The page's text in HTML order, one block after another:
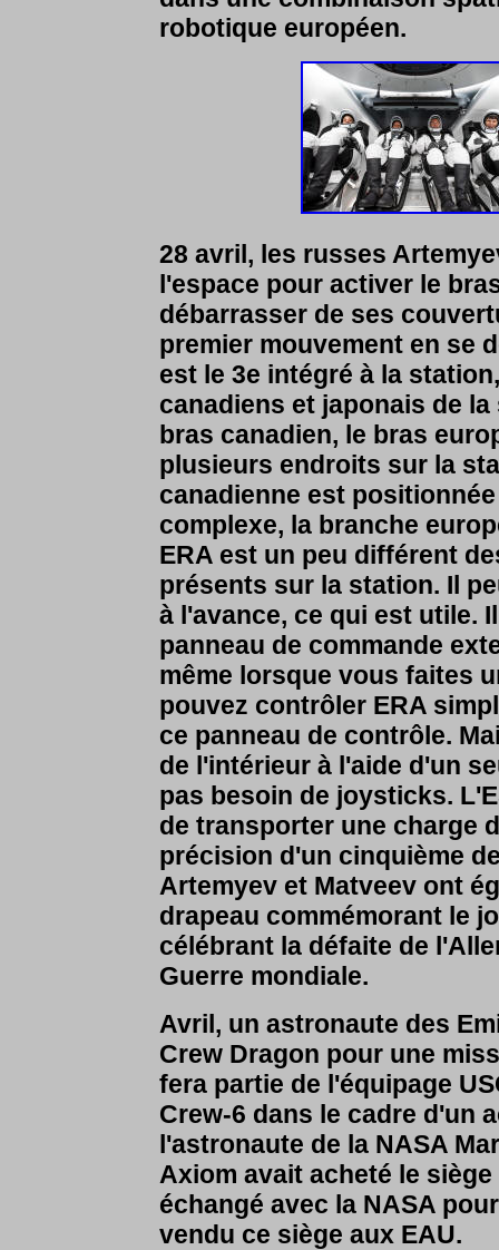
robotique européen.
28 avril, les russes
l'espace pour activer le
débarrasser de ses
premier mouvement en se
est le 3e intégré à la
canadiens et japonais de
bras canadien, le bras
plusieurs endroits sur la
canadienne est
complexe, la branche
ERA est un peu différent
présents sur la station. Il
à l'avance, ce qui est utile.
panneau de commande
même lorsque vous faites
pouvez contrôler ERA
ce panneau de contrôle.
de l'intérieur à l'aide d'un
pas besoin de joysticks.
de transporter une charge
précision d'un cinquième
Artemyev et Matveev ont
drapeau commémorant le
célébrant la défaite de
Guerre mondiale.
Avril, un astronaute des
Crew Dragon pour une
fera partie de l'équipage
Crew-6 dans le cadre d'un
l'astronaute de la NASA
Axiom avait acheté le
échangé avec la NASA
vendu ce siège aux EAU.